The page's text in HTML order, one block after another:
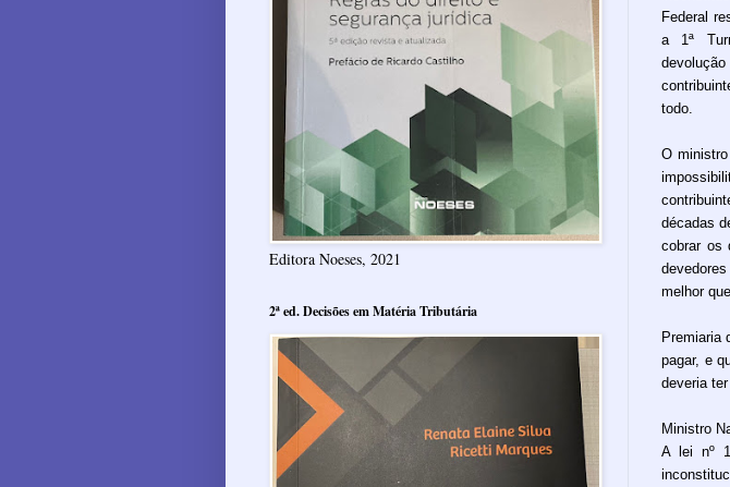
Federal
a 1ª
todo.
O
décadas
cobrar os
melhor
Premiaria
pagar, e
deveria
Ministro
A lei nº
Editora Noeses, 2021
2ª ed. Decisões em Matéria Tributária